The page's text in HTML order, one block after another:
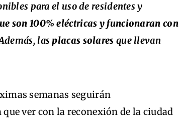
para el uso de residentes y
son 100% eléctricas y funcionaran con
lasplacas solares que llevan
semanas seguirán
ver con la reconexión de la ciudad